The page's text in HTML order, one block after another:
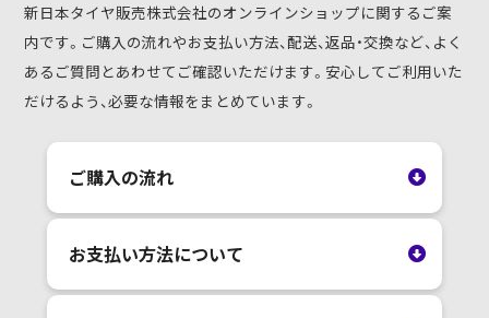
新日本タイヤ販売株式会社のオンラインショップに関するご案
内です。ご購入の流れやお支払い方法、配送、返品・交換など、よく
あるご質問とあわせてご確認いただけます。安心してご利用いた
だけるよう、必要な情報をまとめています。
ご購入の流れ
お支払い方法について